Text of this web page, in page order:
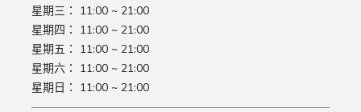
星期三： 11:00 ~ 21:00
星期四： 11:00 ~ 21:00
星期五： 11:00 ~ 21:00
星期六： 11:00 ~ 21:00
星期日： 11:00 ~ 21:00